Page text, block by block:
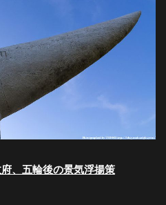
-
阪
、五輪後の景気浮揚策